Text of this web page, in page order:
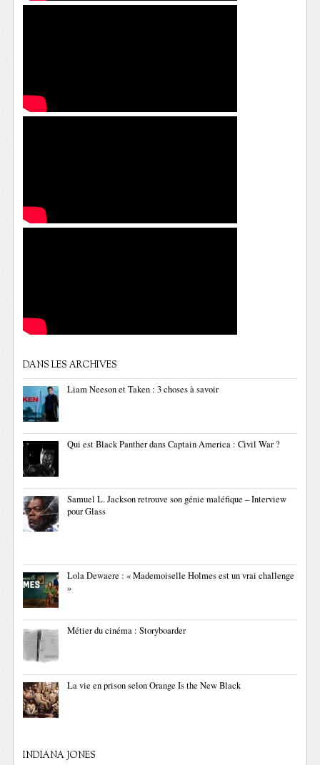
DANS LES ARCHIVES
Liam Neeson et Taken : 3 choses à savoir
Qui est Black Panther dans Captain America : Civil War ?
Samuel L. Jackson retrouve son génie maléfique – Interview
pour Glass
Lola Dewaere : « Mademoiselle Holmes est un vrai challenge
»
Métier du cinéma : Storyboarder
La vie en prison selon Orange Is the New Black
INDIANA JONES